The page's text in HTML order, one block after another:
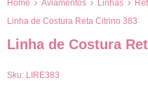
Home Aviamentos Linhas
Linha de Costura Reta Citrino 383
Linha de Costura
Sku: LIRE383